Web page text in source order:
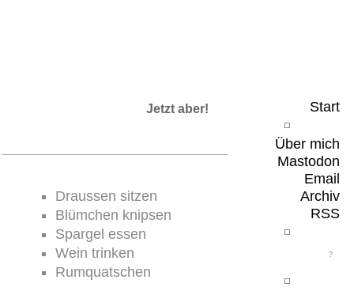
Start
Über mich
Mastodon
Email
Archiv
RSS
Jetzt aber!
Draussen sitzen
Blümchen knipsen
Spargel essen
Wein trinken
Rumquatschen